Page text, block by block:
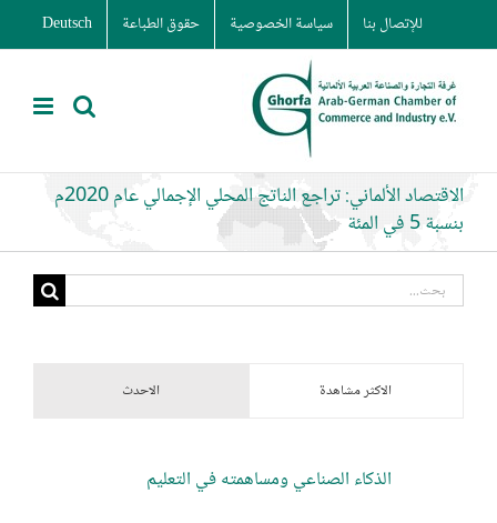
to
content
للإتصال بنا سياسة الخصوصية حقوق الطباعة Deutsch
الاقتصاد الألماني: تراجع الناتج المحلي الإجمالي عام 2020م
بنسبة 5 في المئة
البحث
الاكثر مشاهدة الاحدث
الذكاء الصناعي ومساهمته في التعليم